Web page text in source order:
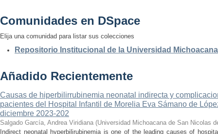
Comunidades en DSpace
Elija una comunidad para listar sus colecciones
Repositorio Institucional de la Universidad
Añadido Recientemente
Causas de hiperbilirrubinemia neonatal indirecta y
pacientes del Hospital Infantil de Morelia Eva Sámano de
diciembre 2023-202
Salgado García, Andrea Viridiana (Universidad Michoacana de San Nicolas
Indirect neonatal hyperbilirubinemia is one of the leading causes of